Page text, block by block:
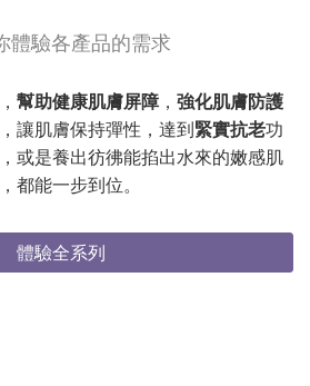
體驗各產品的需求
幫助健康肌膚屏障 ， 強化肌膚防護
，讓肌膚保持彈性，達到緊實抗老功
或是養出彷彿能掐出水來的嫩感肌
都能一步到位。
體驗全系列